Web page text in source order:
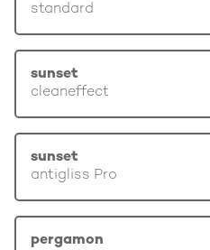
standard
sunset
cleaneffect
sunset
antigliss Pro
pergamon